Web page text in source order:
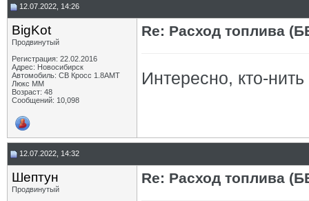
12.07.2022, 14:26
BigKot
Продвинутый
Регистрация: 22.02.2016
Адрес: Новосибирск
Автомобиль: СВ Кросс 1.8АМТ
Люкс ММ
Возраст: 48
Сообщений: 10,098
Re: Расход топлива
Интересно, кто-
12.07.2022, 14:32
Шептун
Продвинутый
Re: Расход топлива